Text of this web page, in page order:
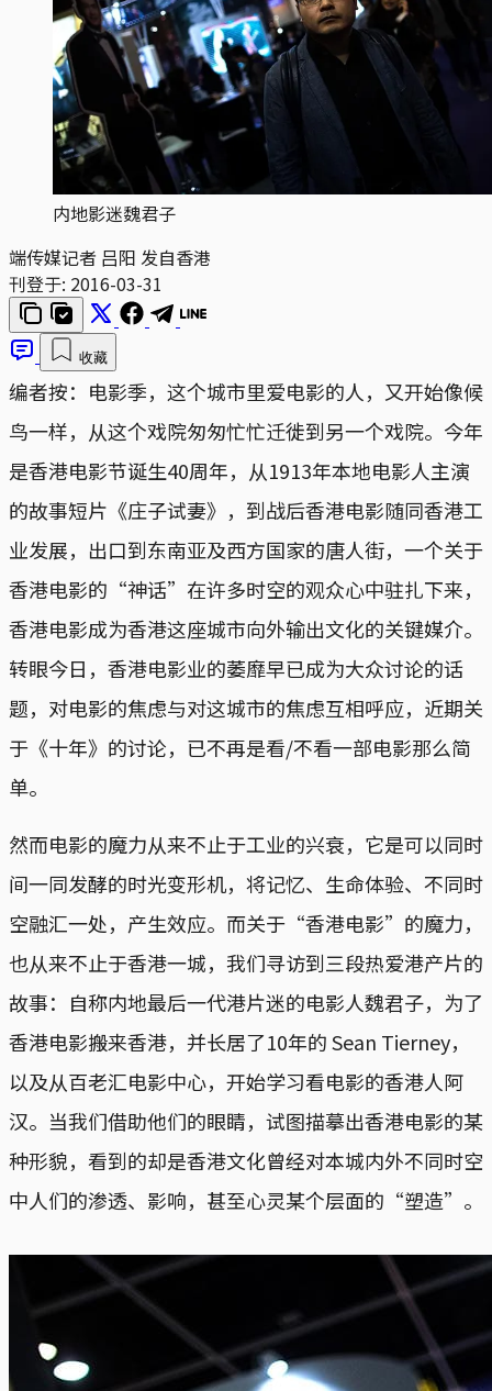
内地影迷魏君子
端传媒记者 吕阳 发自香港
刊登于: 2016-03-31
收藏
编者按：电影季，这个城市里爱电影的人，又开始像候
鸟一样，从这个戏院匆匆忙忙迁徙到另一个戏院。今年
是香港电影节诞生40周年，从1913年本地电影人主演
的故事短片《庄子试妻》，到战后香港电影随同香港工
业发展，出口到东南亚及西方国家的唐人街，一个关于
香港电影的“神话”在许多时空的观众心中驻扎下来，
香港电影成为香港这座城市向外输出文化的关键媒介。
转眼今日，香港电影业的萎靡早已成为大众讨论的话
题，对电影的焦虑与对这城市的焦虑互相呼应，近期关
于《十年》的讨论，已不再是看/不看一部电影那么简
单。
然而电影的魔力从来不止于工业的兴衰，它是可以同时
间一同发酵的时光变形机，将记忆、生命体验、不同时
空融汇一处，产生效应。而关于“香港电影”的魔力，
也从来不止于香港一城，我们寻访到三段热爱港产片的
故事：自称内地最后一代港片迷的电影人魏君子，为了
香港电影搬来香港，并长居了10年的 Sean Tierney，
以及从百老汇电影中心，开始学习看电影的香港人阿
汉。当我们借助他们的眼睛，试图描摹出香港电影的某
种形貌，看到的却是香港文化曾经对本城内外不同时空
中人们的渗透、影响，甚至心灵某个层面的“塑造”。